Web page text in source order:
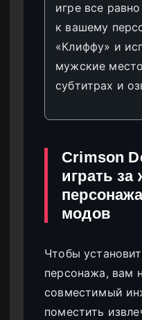
игре все
к вашему
«Клиффу» и
мужские
субтитрах и
Crimson
играть за
модов
Чтобы
персонажа, вам
совместимый
поместить